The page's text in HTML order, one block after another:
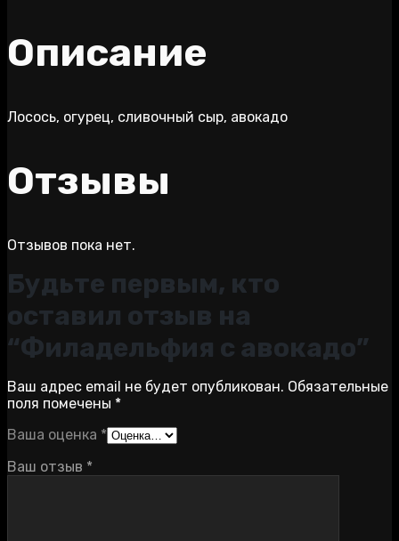
Описание
Лосось, огурец, сливочный сыр, авокадо
Отзывы
Отзывов пока нет.
Будьте первым, кто
оставил отзыв на
“Филадельфия с авокадо”
Ваш адрес email не будет опубликован. Обязательные
поля помечены *
Ваша оценка *
Ваш отзыв *